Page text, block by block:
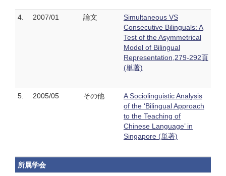
4. 2007/01 論文
Simultaneous VS
Consecutive Bilinguals: A
Test of the Asymmetrical
Model of Bilingual
Representation,279-292頁
(単著)
5. 2005/05 その他
A Sociolinguistic Analysis
of the ‘Bilingual Approach
to the Teaching of
Chinese Language’ in
Singapore (単著)
所属学会